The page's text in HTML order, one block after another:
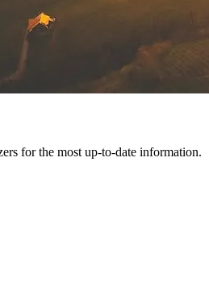
for the most up-to-date information.